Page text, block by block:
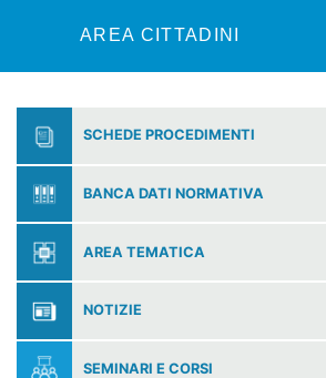
AREA CITTADINI
SCHEDE PROCEDIMENTI
BANCA DATI NORMATIVA
AREA TEMATICA
NOTIZIE
SEMINARI E CORSI